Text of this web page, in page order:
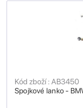
Spojkové lanko -
Kód zboží : AB3450